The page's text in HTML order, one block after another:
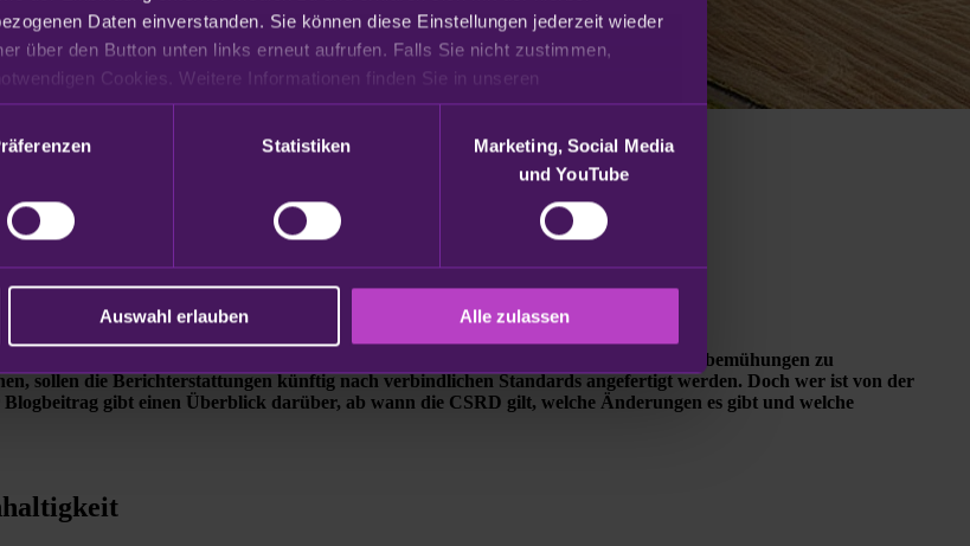
Daten einverstanden. Sie können diese Einstellungen jederzeit wieder
über den Button unten links erneut aufrufen. Falls Sie nicht zustimmen,
Statistiken
Marketing, Social Media
und YouTube
Auswahl erlauben Alle zulassen
deutlich mehr Unternehmen dazu, einen Bericht über ihre Nachhaltigkeitsbemühungen zu
sollen die Berichterstattungen künftig nach verbindlichen Standards angefertigt werden. Doch wer ist von der
gibt einen Überblick darüber, ab wann die CSRD gilt, welche Änderungen es gibt und welche